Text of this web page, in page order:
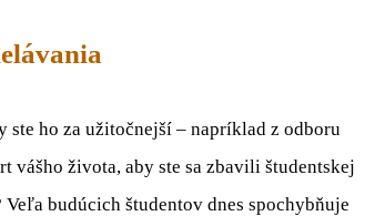
ho za užitočnejší – napríklad z odboru
vášho života, aby ste sa zbavili študentskej
budúcich študentov dnes spochybňuje